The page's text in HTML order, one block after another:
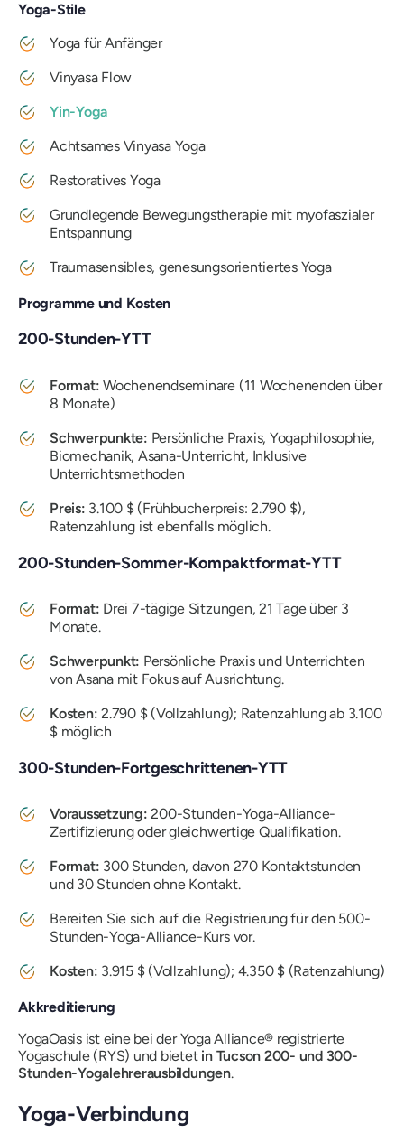
Yoga-Stile
Yoga für Anfänger
Vinyasa Flow
Yin-Yoga
Achtsames Vinyasa Yoga
Restoratives Yoga
Grundlegende Bewegungstherapie mit myofaszialer
Entspannung
Traumasensibles, genesungsorientiertes Yoga
Programme und Kosten
200-Stunden-YTT
Format:Wochenendseminare (11 Wochenenden über
8 Monate)
Schwerpunkte: Persönliche Praxis, Yogaphilosophie,
Biomechanik, Asana-Unterricht, Inklusive
Unterrichtsmethoden
Preis: 3.100 $ (Frühbucherpreis: 2.790 $),
Ratenzahlung ist ebenfalls möglich.
200-Stunden-Sommer-Kompaktformat-YTT
Format: Drei 7-tägige Sitzungen, 21 Tage über 3
Monate.
Schwerpunkt: Persönliche Praxis und Unterrichten
von Asana mit Fokus auf Ausrichtung.
Kosten: 2.790 $ (Vollzahlung); Ratenzahlung ab 3.100
$ möglich
300-Stunden-Fortgeschrittenen-YTT
Voraussetzung:200-Stunden-Yoga-Alliance-
Zertifizierung oder gleichwertige Qualifikation.
Format: 300 Stunden, davon 270 Kontaktstunden
und 30 Stunden ohne Kontakt.
Bereiten Sie sich auf die Registrierung für den 500-
Stunden-Yoga-Alliance-Kurs vor.
Kosten: 3.915 $ (Vollzahlung); 4.350 $ (Ratenzahlung)
Akkreditierung
YogaOasis ist eine bei der Yoga Alliance® registrierte
Yogaschule (RYS) und bietet in Tucson 200- und 300-
Stunden-Yogalehrerausbildungen.
Yoga-Verbindung